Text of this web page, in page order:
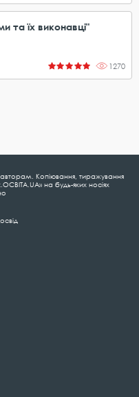
та їх виконавці"
1270
Копіювання, тиражування
на будь-яких носіях